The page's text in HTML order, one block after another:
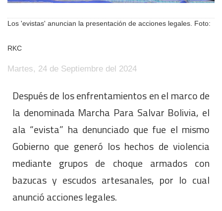
Los 'evistas' anuncian la presentación de acciones legales. Foto:
RKC
Martes, 24 de Septiembre del 2024
Después de los enfrentamientos en el marco de
la denominada Marcha Para Salvar Bolivia, el
ala “evista” ha denunciado que fue el mismo
Gobierno que generó los hechos de violencia
mediante grupos de choque armados con
bazucas y escudos artesanales, por lo cual
anunció acciones legales.